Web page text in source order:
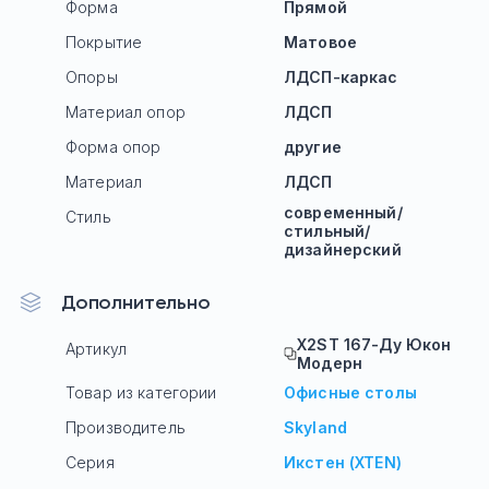
Форма
Прямой
Покрытие
Матовое
Опоры
ЛДСП-каркас
Материал опор
ЛДСП
Форма опор
другие
Материал
ЛДСП
Стиль
современный/
стильный/
дизайнерский
Дополнительно
Артикул
X2ST 167-Ду Юкон
Модерн
Товар из категории
Офисные столы
Производитель
Skyland
Серия
Икстен (XTEN)